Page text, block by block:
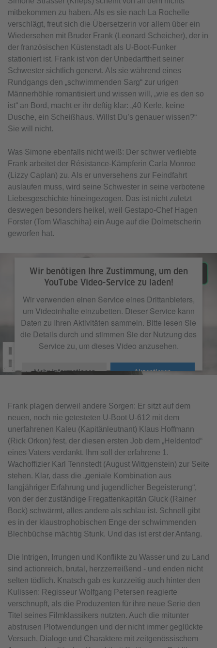
mitbekommen zu haben. Als es sie nach La Rochelle
verschlägt, freut sich die Übersetzerin vor allem über ein
Wiedersehen mit Bruder Frank (Leonard Scheicher), der in
der französischen Küstenstadt als U-Boot-Funker
stationiert ist. Frank ist von der Unbedarftheit seiner
Schwester sichtlich genervt. Als sie während eines
Rundgangs den „schwimmenden Sarg“ zur urigen
Männerhöhle romantisiert und wissen will, „wie es den so
ist“ an Bord, macht er ihr deftig klar: „40 Kerle, keine
Dusche, ein Scheißhaus. Willst Du’s genauer wissen?“
Sie will nicht.
Was Simone ebenfalls nicht weiß: Der schwer verliebte
Frank arbeitet der Résistance-Kämpferin Carla Monroe
(Lizzy Caplan) zu. Als er unversehens zur Feindfahrt
auslaufen muss, wird seine Schwester in seine verbotene
Liebesgeschichte hineingezogen. Das ist nicht zuletzt
deswegen besonders heikel, weil Gestapo-Chef Hagen
Forster (Tom Wlaschiha) ein Auge auf die Dolmetscherin
geworfen hat.
Wir benötigen Ihre Zustimmung, um den
YouTube Video-Service zu laden!
Wir verwenden einen Service eines Drittanbieters,
um Videoinhalte einzubetten. Dieser Service kann
Daten zu Ihren Aktivitäten sammeln. Bitte lesen Sie
die Details durch und stimmen Sie der Nutzung des
Service zu, um dieses Video anzusehen.
Mehr Informationen Akzeptieren
Frank plagen derweil andere Sorgen: Er sitzt auf dem
neuen, noch nie getesteten U-Boot U-612 mit dem
unerfahrenen Kaleu (Kapitänleutnant) Klaus Hoffmann
(Rick Orkon) fest, der diesen ersten Job dem „Heldentod“
eines Vaters verdankt. Ihm soll der erfahrene 1.
Wachoffizier Karl Tennstedt (August Wittgenstein) zur Seite
stehen. Klar, dass die „geniale Kombination aus
langjähriger Erfahrung und jugendlicher Begeisterung“,
von der der zuständige Fregattenkapitän Gluck (Rainer
Bock) schwärmt, alles andere als schlau ist. Schnell gibt
es in der klaustrophobischen Enge der schwimmenden
Blechbüchse mächtig Stunk. Und das ist erst der Anfang.
Die Intrigen, Irrungen und Konflikte zu Wasser und zu Land
sind actionreich, brutal, herzzerreißend - und enden nicht
selten tödlich. Knatsch gab es kurzzeitig auch hinter den
Kulissen: Regisseur Wolfgang Petersen reagierte
verschnupft, als die Produzenten für ihre neue Serie den
Titel seines Filmklassikers nutzten. Auch die mitunter
abstrusen Plotwendungen und der nicht immer geglückte
Versuch, Dialoge und Charaktere mit zeitgenössischem